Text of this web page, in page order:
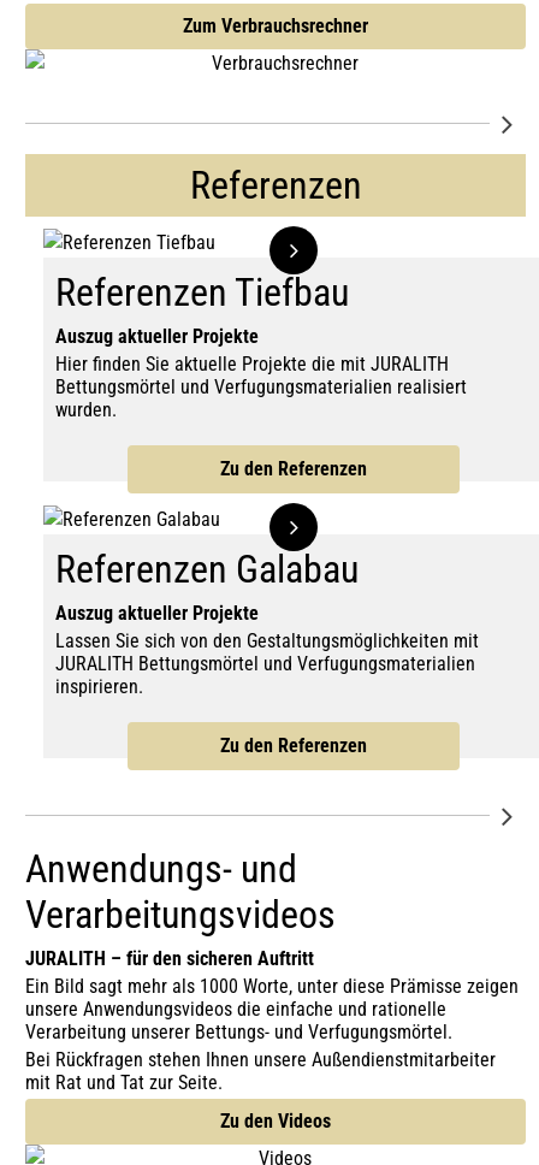
Zum Verbrauchsrechner
Referenzen
Referenzen Tiefbau
Auszug aktueller Projekte
Hier finden Sie aktuelle Projekte die mit JURALITH
Bettungsmörtel und Verfugungsmaterialien realisiert
wurden.
Zu den Referenzen
Referenzen Galabau
Auszug aktueller Projekte
Lassen Sie sich von den Gestaltungsmöglichkeiten mit
JURALITH Bettungsmörtel und Verfugungsmaterialien
inspirieren.
Zu den Referenzen
Anwendungs- und
Verarbeitungsvideos
JURALITH – für den sicheren Auftritt
Ein Bild sagt mehr als 1000 Worte, unter diese Prämisse zeigen
unsere Anwendungsvideos die einfache und rationelle
Verarbeitung unserer Bettungs- und Verfugungsmörtel.
Bei Rückfragen stehen Ihnen unsere Außendienstmitarbeiter
mit Rat und Tat zur Seite.
Zu den Videos